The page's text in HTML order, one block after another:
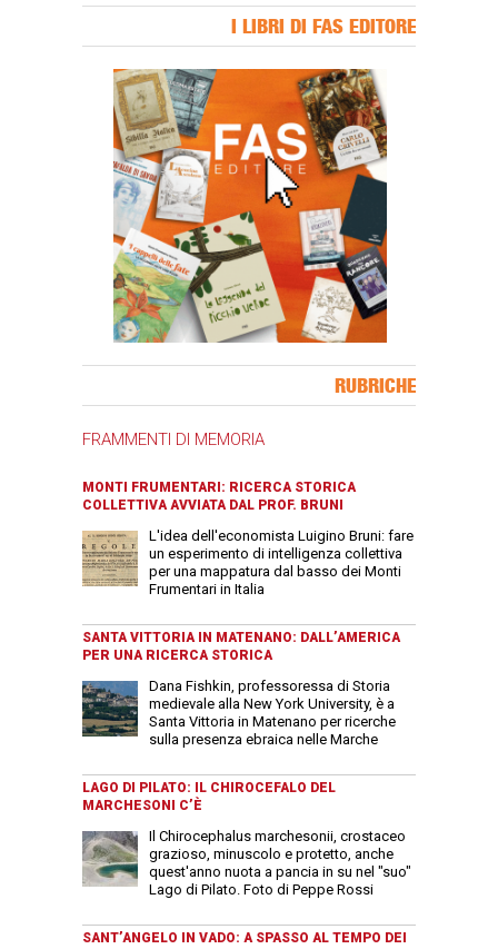
I LIBRI DI FAS EDITORE
RUBRICHE
FRAMMENTI DI MEMORIA
MONTI FRUMENTARI: RICERCA STORICA
COLLETTIVA AVVIATA DAL PROF. BRUNI
L'idea dell'economista Luigino Bruni: fare
un esperimento di intelligenza collettiva
per una mappatura dal basso dei Monti
Frumentari in Italia
SANTA VITTORIA IN MATENANO: DALL’AMERICA
PER UNA RICERCA STORICA
Dana Fishkin, professoressa di Storia
medievale alla New York University, è a
Santa Vittoria in Matenano per ricerche
sulla presenza ebraica nelle Marche
LAGO DI PILATO: IL CHIROCEFALO DEL
MARCHESONI C’È
Il Chirocephalus marchesonii, crostaceo
grazioso, minuscolo e protetto, anche
quest'anno nuota a pancia in su nel "suo"
Lago di Pilato. Foto di Peppe Rossi
SANT’ANGELO IN VADO: A SPASSO AL TEMPO DEI